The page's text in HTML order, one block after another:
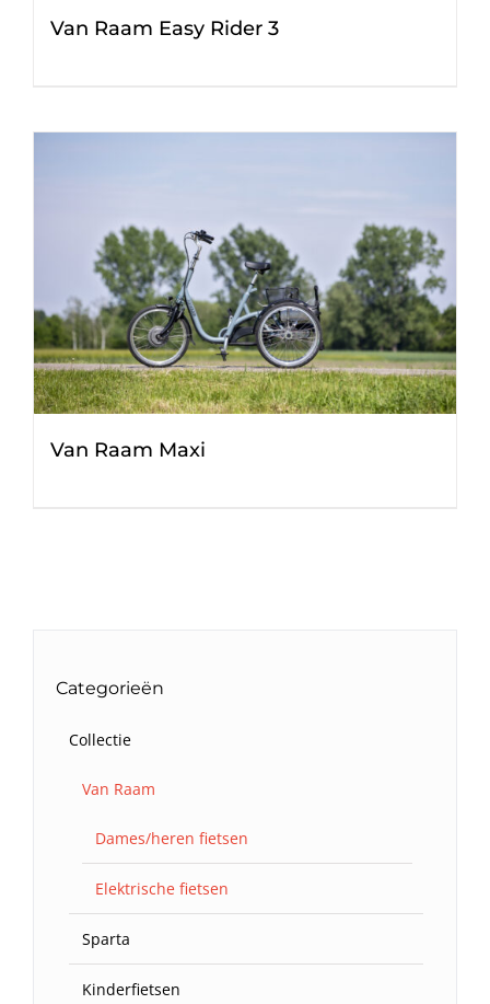
Van Raam Easy Rider 3
Van Raam Maxi
Categorieën
Collectie
Van Raam
Dames/heren fietsen
Elektrische fietsen
Sparta
Kinderfietsen